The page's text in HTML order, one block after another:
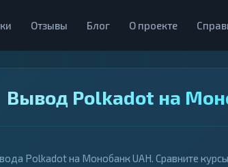
Отзывы Блог О проекте
Вывод Polkadot на
Polkadot на Монобанк UAH. Сравните